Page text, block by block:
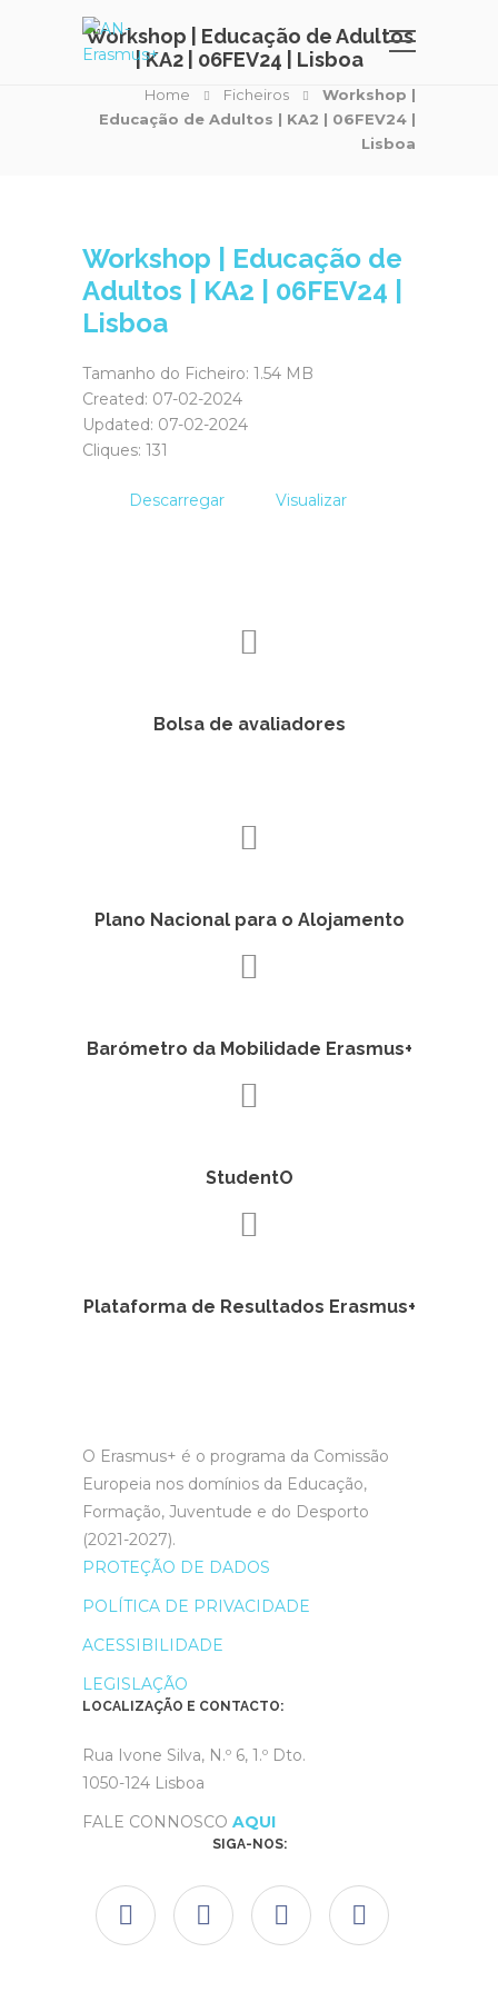
Workshop | Educação de Adultos
| KA2 | 06FEV24 | Lisboa
Home Ficheiros
Workshop |
Educação de Adultos | KA2 | 06FEV24 |
Lisboa
Workshop | Educação de
Adultos | KA2 | 06FEV24 |
Lisboa
Tamanho do Ficheiro: 1.54 MB
Created: 07-02-2024
Updated: 07-02-2024
Cliques: 131
Descarregar Visualizar
Bolsa de avaliadores
Plano Nacional para o Alojamento
Barómetro da Mobilidade Erasmus+
StudentO
Plataforma de Resultados Erasmus+
O Erasmus+ é o programa da Comissão
Europeia nos domínios da Educação,
Formação, Juventude e do Desporto
(2021-2027).
PROTEÇÃO DE DADOS
POLÍTICA DE PRIVACIDADE
ACESSIBILIDADE
LEGISLAÇÃO
LOCALIZAÇÃO E CONTACTO:
Rua Ivone Silva, N.º 6, 1.º Dto.
1050-124 Lisboa
FALE CONNOSCO AQUI
SIGA-NOS: